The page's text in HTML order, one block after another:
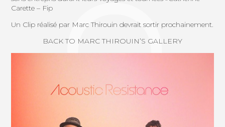
Carette – Fip
Un Clip réalisé par Marc Thirouin devrait sortir prochainement.
BACK TO MARC THIROUIN’S GALLERY